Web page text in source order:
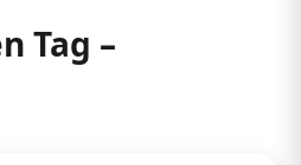
Tag –